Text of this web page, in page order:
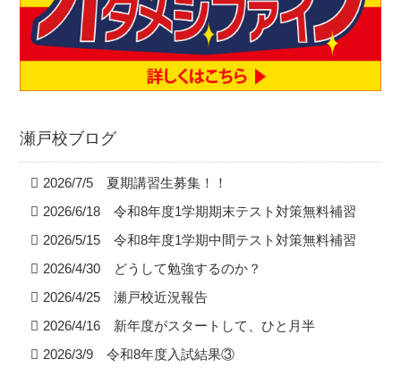
瀬戸校ブログ
2026/7/5 夏期講習生募集！！
2026/6/18 令和8年度1学期期末テスト対策無料補習
2026/5/15 令和8年度1学期中間テスト対策無料補習
2026/4/30 どうして勉強するのか？
2026/4/25 瀬戸校近況報告
2026/4/16 新年度がスタートして、ひと月半
2026/3/9 令和8年度入試結果③